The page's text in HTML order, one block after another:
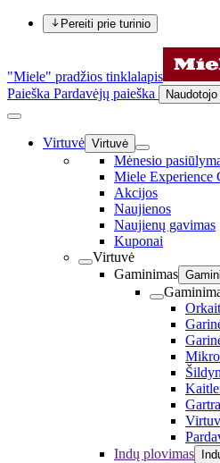
Pereiti prie turinio
"Miele" pradžios tinklalapis
Paieška Pardavėjų paieška
Virtuvė Virtuvė
Mėnesio
Miele Experience
Akcijos
Naujienos
Naujienų gavimas
Kuponai
Virtuvė
Gaminimas
Indų plovimas